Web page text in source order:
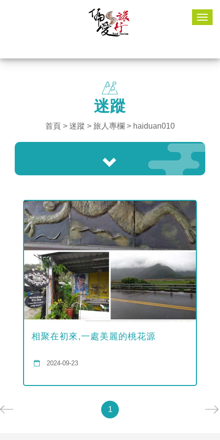
迷蹤
首頁 > 迷蹤 > 旅人專欄 > haiduan010
相聚在初來,一處美麗的桃花源
2024-09-23
1